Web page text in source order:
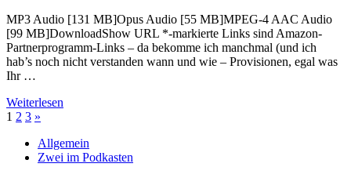
MP3 Audio [131 MB]Opus Audio [55 MB]MPEG-4 AAC Audio
[99 MB]DownloadShow URL *-markierte Links sind Amazon-
Partnerprogramm-Links – da bekomme ich manchmal (und ich
hab’s noch nicht verstanden wann und wie – Provisionen, egal was
Ihr …
Weiterlesen
Seitennummerierung
der
Beiträge
1 2 3 Nächste
»
Allgemein
Zwei im Podkasten